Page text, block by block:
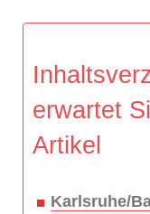
erwartet
Artikel
Karlsruhe/